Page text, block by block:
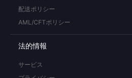
配送ポリシー
AML/CFTポリシー
法的情報
サービス